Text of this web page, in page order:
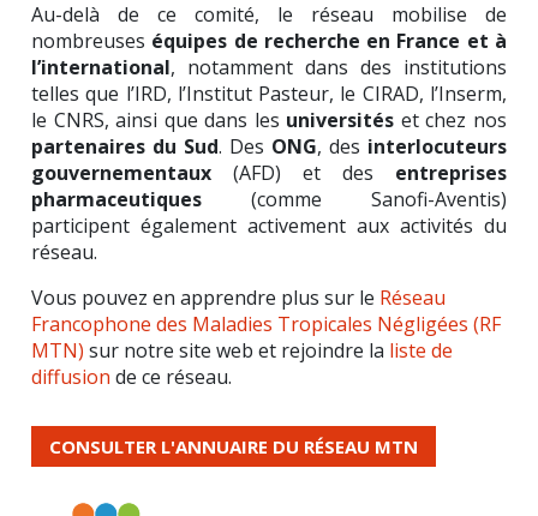
Au-delà de ce comité, le réseau mobilise de
nombreuses équipes de recherche en France et à
l’international, notamment dans des institutions
telles que l’IRD, l’Institut Pasteur, le CIRAD, l’Inserm,
le CNRS, ainsi que dans les universités et chez nos
partenaires du Sud. Des ONG, des interlocuteurs
gouvernementaux (AFD) et des entreprises
pharmaceutiques (comme Sanofi-Aventis)
participent également activement aux activités du
réseau.
Vous pouvez en apprendre plus sur le Réseau
Francophone des Maladies Tropicales Négligées (RF
MTN) sur notre site web et rejoindre la liste de
diffusion de ce réseau.
CONSULTER L'ANNUAIRE DU RÉSEAU MTN